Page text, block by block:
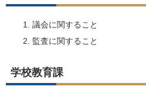
議会に関すること
監査に関すること
学校教育課